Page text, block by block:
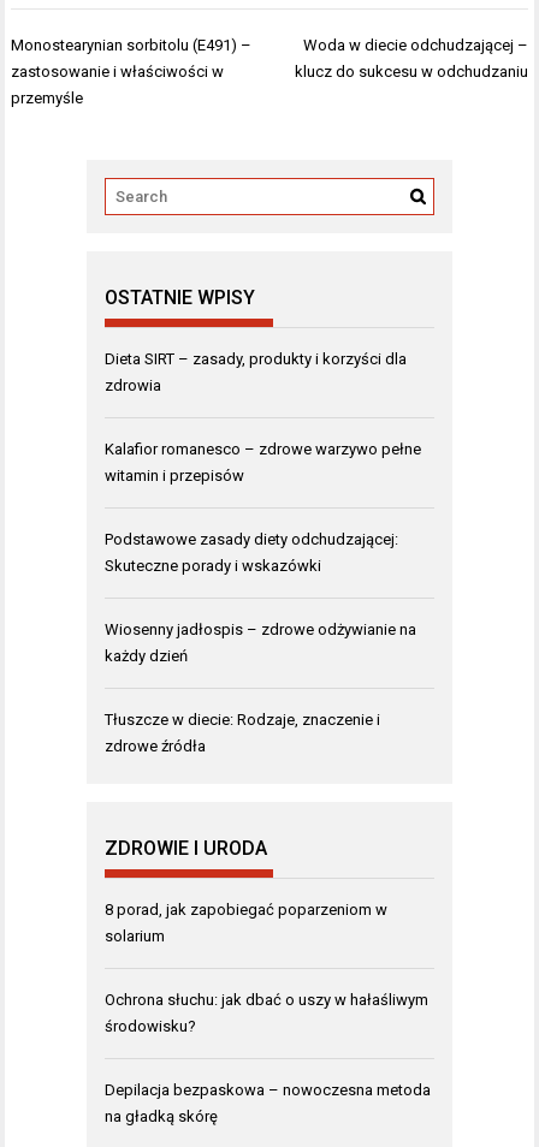
Nawigacja
wpisu
Monostearynian sorbitolu (E491) –
zastosowanie i właściwości w
przemyśle
Woda w diecie odchudzającej –
klucz do sukcesu w odchudzaniu
OSTATNIE WPISY
Dieta SIRT – zasady, produkty i korzyści dla
zdrowia
Kalafior romanesco – zdrowe warzywo pełne
witamin i przepisów
Podstawowe zasady diety odchudzającej:
Skuteczne porady i wskazówki
Wiosenny jadłospis – zdrowe odżywianie na
każdy dzień
Tłuszcze w diecie: Rodzaje, znaczenie i
zdrowe źródła
ZDROWIE I URODA
8 porad, jak zapobiegać poparzeniom w
solarium
Ochrona słuchu: jak dbać o uszy w hałaśliwym
środowisku?
Depilacja bezpaskowa – nowoczesna metoda
na gładką skórę